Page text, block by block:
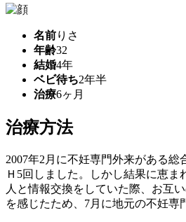
名前りさ
年齢32
結婚4年
ベビ待ち2年半
治療6ヶ月
治療方法
2007年2月に不妊専門外来がある総
Ｈ5回しました。しかし結果に恵ま
人と情報交換をしていた際、お互
を感じたため、7月に地元の不妊専